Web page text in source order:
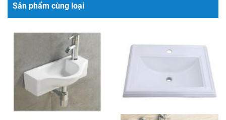
Sản phẩm cùng loại